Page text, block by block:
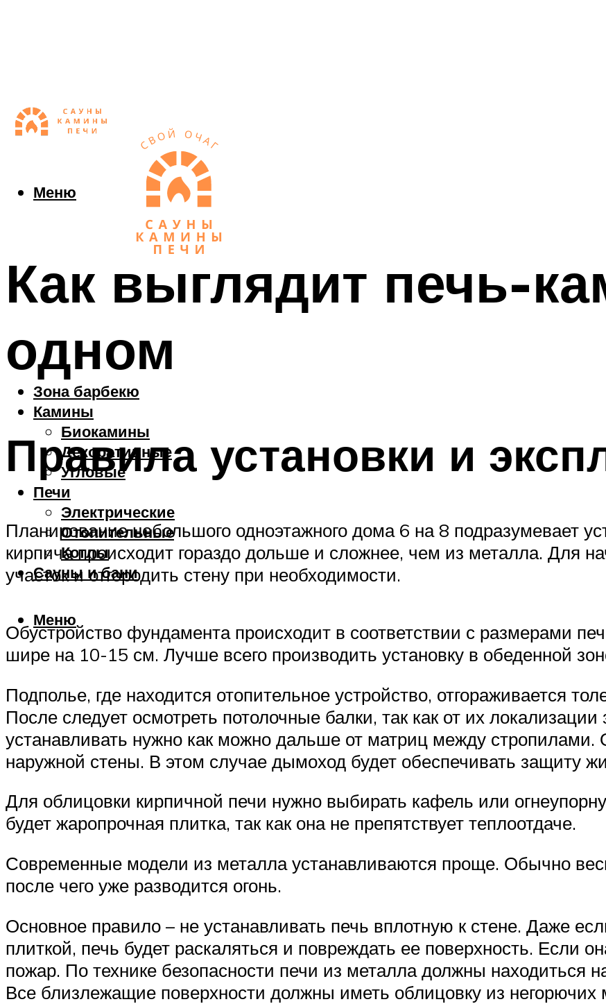
Зона барбекю
Камины
Биокамины
Декоративные
Угловые
Печи
Электрические
Отопительные
Котлы
Сауны и бани
Меню
Меню
Как выглядит печь-
одном
Правила установки и
Планирование небольшого одноэтажного дома 6 на 8 подразумевает
кирпича происходит гораздо дольше и сложнее, чем из металла. Для
участок и отгородить стену при необходимости.
Обустройство фундамента происходит в соответствии с размерами
шире на 10-15 см. Лучше всего производить установку в обеденной
Подполье, где находится отопительное устройство, отгораживается
После следует осмотреть потолочные балки, так как от их
устанавливать нужно как можно дальше от матриц между стропилами.
наружной стены. В этом случае дымоход будет обеспечивать защиту
Для облицовки кирпичной печи нужно выбирать кафель или
будет жаропрочная плитка, так как она не препятствует теплоотдаче.
Современные модели из металла устанавливаются проще. Обычно
после чего уже разводится огонь.
Основное правило – не устанавливать печь вплотную к стене. Даже
плиткой, печь будет раскаляться и повреждать ее поверхность. Если
пожар. По технике безопасности печи из металла должны находиться
Все близлежащие поверхности должны иметь облицовку из негорючих